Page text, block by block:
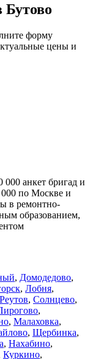
форму
цены и
000 анкет бригад и
по Москве и
в ремонтно-
образованием,
, Домодедово,
, Лобня,
Реутов, Солнцево,
,
, Малаховка,
, Щербинка,
, Нахабино,
Куркино,